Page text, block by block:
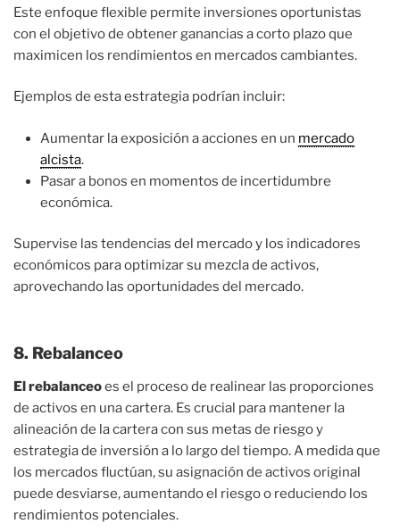
Este enfoque flexible permite inversiones oportunistas
con el objetivo de obtener ganancias a corto plazo que
maximicen los rendimientos en mercados cambiantes.
Ejemplos de esta estrategia podrían incluir:
Aumentar la exposición a acciones en un mercado
alcista.
Pasar a bonos en momentos de incertidumbre
económica.
Supervise las tendencias del mercado y los indicadores
económicos para optimizar su mezcla de activos,
aprovechando las oportunidades del mercado.
8. Rebalanceo
El rebalanceoes el proceso de realinear las proporciones
de activos en una cartera. Es crucial para mantener la
alineación de la cartera con sus metas de riesgo y
estrategia de inversión a lo largo del tiempo. A medida que
los mercados fluctúan, su asignación de activos original
puede desviarse, aumentando el riesgo o reduciendo los
rendimientos potenciales.